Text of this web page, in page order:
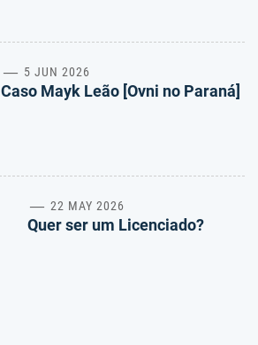
5 JUN 2026
Caso Mayk Leão [Ovni no Paraná]
22 MAY 2026
Quer ser um Licenciado?